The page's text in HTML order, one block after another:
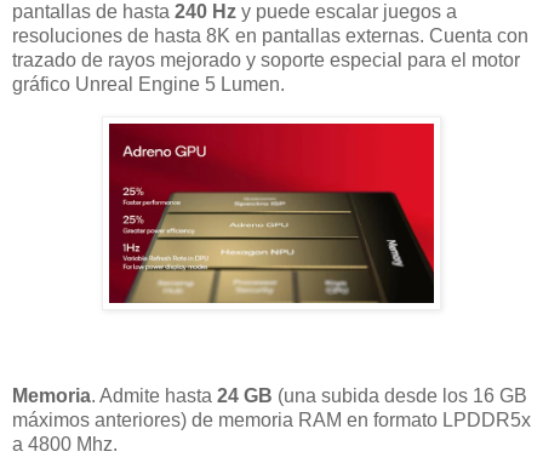
pantallas de hasta 240 Hz y puede escalar juegos a
resoluciones de hasta 8K en pantallas externas. Cuenta con
trazado de rayos mejorado y soporte especial para el motor
gráfico Unreal Engine 5 Lumen.
Memoria. Admite hasta 24 GB (una subida desde los 16 GB
máximos anteriores) de memoria RAM en formato LPDDR5x
a 4800 Mhz.